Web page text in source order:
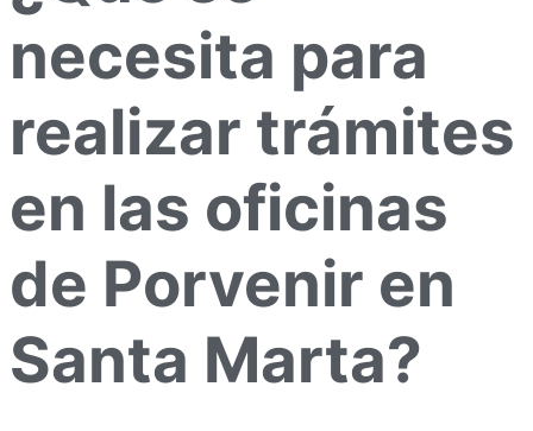
necesita para
realizar trámites
en las oficinas
de Porvenir en
Santa Marta?